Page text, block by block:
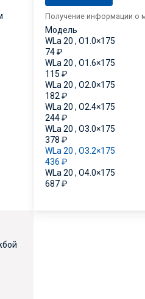
Получение информации о
Модель
WLa 20 , O1.0×175
74₽
WLa 20 , O1.6×175
115₽
WLa 20 , O2.0×175
182₽
WLa 20 , O2.4×175
244₽
WLa 20 , O3.0×175
378₽
WLa 20 , O3.2×175
436₽
WLa 20 , O4.0×175
687₽